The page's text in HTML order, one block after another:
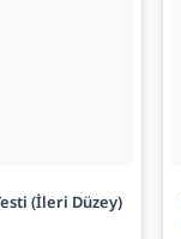
(İleri Düzey)